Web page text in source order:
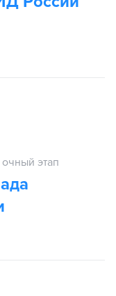
этап